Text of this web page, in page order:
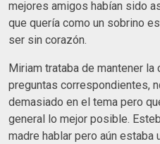
mejores amigos habían sido
que quería como un sobrino
ser sin corazón.
Miriam trataba de mantener la
preguntas correspondientes,
demasiado en el tema pero
general lo mejor posible.
madre hablar pero aún estaba